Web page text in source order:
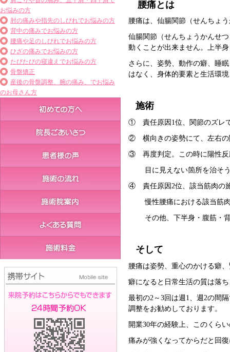
お悩みの方
肘の痛みや指先のしびれでお悩みの方
背中の痛みでお悩みの方
腰痛や足のしびれでお悩みの方
ひざの痛みでお悩みの方
たびたびの寝違えでお悩みの方
骨盤矯正
産後の骨盤調整、腕の痛み、でお悩み
のお母さん方
腰痛とは
腰痛は、仙腸関節（せんちょ
仙腸関節（せんちょうかんせ
動くことが出来ません。上半
さらに、姿勢、動作の癖、睡
はなく、身体的要素と生活環
施術
① 責任原因1位、関節のズレ
② 横向きの姿勢にて、左右の
③ 再度判定。この時に陽性反
目に見えない箇所を治そう
④ 責任原因2位、該当筋肉の
慢性腰痛における該当筋肉
その他、下半身・腹筋・背
そして
腰痛は姿勢、重心のかける癖
癖になると日常生活の質は落
最初の2～3回は週1、週2の間
調整をお勧めしております。
開業30年の経験上、このくら
痛みが強くなってからだと回